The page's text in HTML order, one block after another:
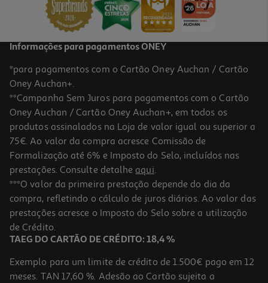
Informações para pagamentos ONEY
*para pagamentos com o Cartão Oney Auchan / Cartão
Oney Auchan+.
**Campanha Sem Juros para pagamentos com o Cartão
Oney Auchan / Cartão Oney Auchan+, em todos os
produtos assinalados na Loja de valor igual ou superior a
75€. Ao valor da compra acresce Comissão de
Formalização até 6% e Imposto do Selo, incluídos nas
prestações. Consulte detalhe aqui.
***O valor da primeira prestação depende do dia da
compra, refletindo o cálculo de juros diários. Ao valor das
prestações acresce o Imposto do Selo sobre a utilização
de Crédito.
TAEG DO CARTÃO DE CRÉDITO: 18,4 %
Exemplo para um limite de crédito de 1.500€ pago em 12
meses. TAN 17,60 %. Adesão ao Cartão sujeita a